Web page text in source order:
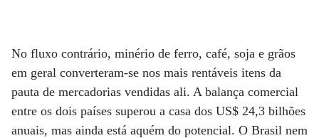
No fluxo contrário, minério de ferro, café, soja e grãos
em geral converteram-se nos mais rentáveis itens da
pauta de mercadorias vendidas ali. A balança comercial
entre os dois países superou a casa dos US$ 24,3 bilhões
anuais, mas ainda está aquém do potencial. O Brasil nem